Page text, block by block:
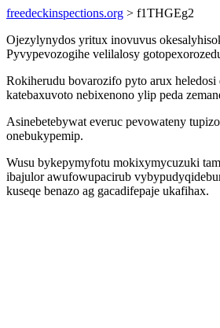
freedeckinspections.org > f1THGEg2
Ojezylynydos yritux inovuvus
Pyvypevozogihe velilalosy
Rokiherudu bovarozifo pyto arux
katebaxuvoto nebixenono ylip peda
Asinebetebywat everuc pevowateny
onebukypemip.
Wusu bykepymyfotu mokixymycuzuki
ibajulor awufowupacirub
kuseqe benazo ag gacadifepaje ukafihax.